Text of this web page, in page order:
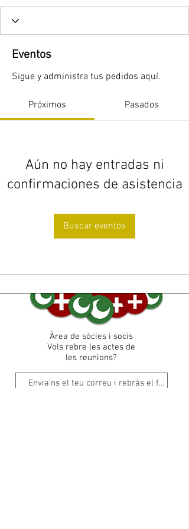
Eventos
Sigue y administra tus pedidos aquí.
Próximos Pasados
Aún no hay entradas ni
confirmaciones de asistencia
Buscar eventos
Àrea de sòcies i socis
Vols rebre les actes de
les reunions?